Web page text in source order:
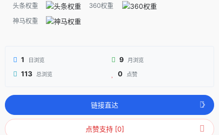
头条权重
360权重
神马权重
1 日浏览 9 月浏览
113 总浏览 0 点赞
链接直达
点赞支持 [0]